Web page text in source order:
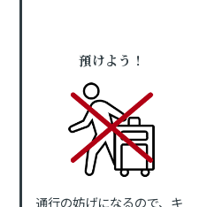
預けよう！
通行の妨げになるので、キ